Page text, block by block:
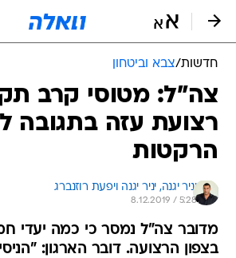
חדשות/צבא וביטחון
צה"ל: מטוסי קרב
רצועת עזה בתגובה
הרקטות
יניר יגנה, יניר יגנה ויפעת רוזנברג
8.12.2019 / 5:28
מדובר צה"ל נמסר כי כמה יעדי
בצפון הרצועה. דובר הארגון: